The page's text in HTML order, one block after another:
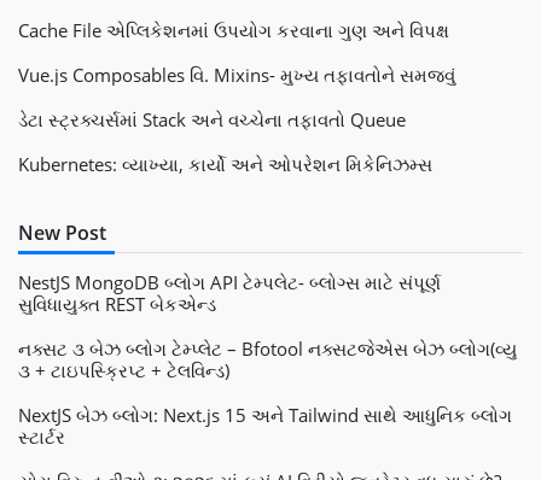
Cache File એપ્લિકેશનમાં ઉપયોગ કરવાના ગુણ અને વિપક્ષ
Vue.js Composables વિ. Mixins- મુખ્ય તફાવતોને સમજવું
ડેટા સ્ટ્રક્ચર્સમાં Stack અને વચ્ચેના તફાવતો Queue
Kubernetes: વ્યાખ્યા, કાર્યો અને ઓપરેશન મિકેનિઝમ્સ
New Post
NestJS MongoDB બ્લોગ API ટેમ્પલેટ- બ્લોગ્સ માટે સંપૂર્ણ
સુવિધાયુક્ત REST બેકએન્ડ
નક્સટ ૩ બેઝ બ્લોગ ટેમ્પ્લેટ – Bfotool નક્સટજેએસ બેઝ બ્લોગ(વ્યુ
૩ + ટાઇપસ્ક્રિપ્ટ + ટેલવિન્ડ)
NextJS બેઝ બ્લોગ: Next.js 15 અને Tailwind સાથે આધુનિક બ્લોગ
સ્ટાર્ટર